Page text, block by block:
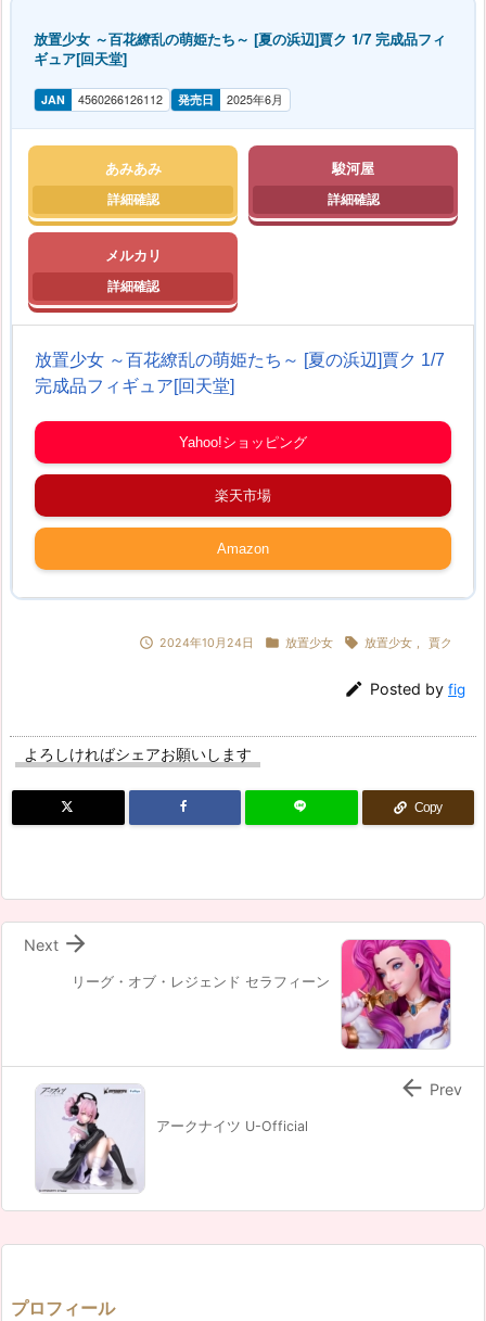
放置少女 ～百花繚乱の萌姫たち～ [夏の浜辺]賈ク 1/7 完成品フィ
ギュア[回天堂]
JAN 4560266126112 発売日 2025年6月
あみあみ 駿河屋
メルカリ
放置少女 ～百花繚乱の萌姫たち～ [夏の浜辺]賈ク 1/7
完成品フィギュア[回天堂]
Yahoo!ショッピング
楽天市場
Amazon
 2024年10月24日  放置少女  放置少女 , 賈ク
 Posted by fig
よろしければシェアお願いします
Copy
リーグ・オブ・レジェンド セラフィーン

Next
アークナイツ U-Official
 Prev
プロフィール